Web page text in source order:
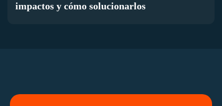
impactos y cómo solucionarlos